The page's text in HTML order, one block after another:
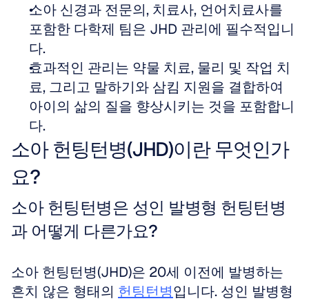
소아 신경과 전문의, 치료사, 언어치료사를
포함한 다학제 팀은 JHD 관리에 필수적입니
다.
효과적인 관리는 약물 치료, 물리 및 작업 치
료, 그리고 말하기와 삼킴 지원을 결합하여
아이의 삶의 질을 향상시키는 것을 포함합니
다.
소아 헌팅턴병(JHD)이란 무엇인가
요?
소아 헌팅턴병은 성인 발병형 헌팅턴병
과 어떻게 다른가요?
소아 헌팅턴병(JHD)은 20세 이전에 발병하는
흔치 않은 형태의 헌팅턴병입니다. 성인 발병형